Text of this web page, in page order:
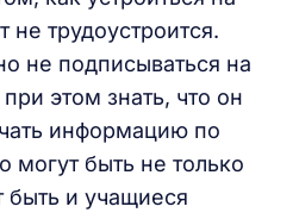
не трудоустроится.
не подписываться на
этом знать, что он
информацию по
могут быть не только
быть и учащиеся